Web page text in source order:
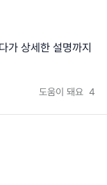
가 상세한 설명까지
도움이 돼요 4